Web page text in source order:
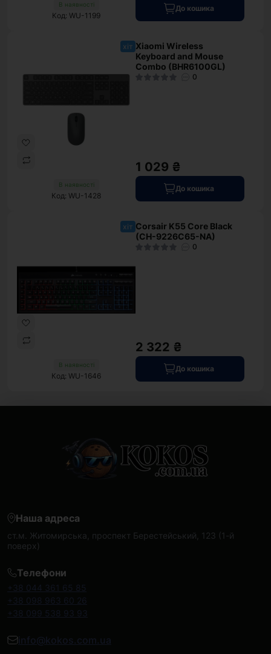
В наявності
Код: WU-1199
До кошика
хіт
В наявності
Код: WU-1428
Xiaomi Wireless
Keyboard and Mouse
Combo (BHR6100GL)
0
1 029 ₴
До кошика
хіт
В наявності
Код: WU-1646
Corsair K55 Core Black
(CH-9226C65-NA)
0
2 322 ₴
До кошика
Наша адреса
ст.м. Житомирська, проспект Берестейський, 123 (1-й
поверх)
Телефони
+38 044 361 65 85
+38 098 963 60 26
+38 099 538 93 93
info@kokos.com.ua